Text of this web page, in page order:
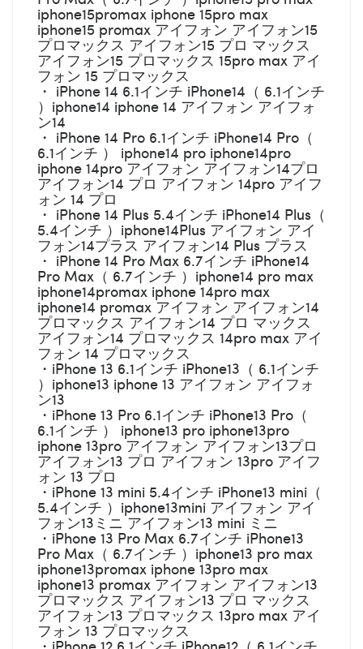
iphone15promax iphone 15pro max
iphone15 promax アイフォン アイフォン15
プロマックス アイフォン15 プロ マックス
アイフォン15 プロマックス 15pro max アイ
フォン 15 プロマックス
・ iPhone 14 6.1インチ iPhone14（ 6.1インチ
）iphone14 iphone 14 アイフォン アイフォ
ン14
・ iPhone 14 Pro 6.1インチ iPhone14 Pro（
6.1インチ ） iphone14 pro iphone14pro
iphone 14pro アイフォン アイフォン14プロ
アイフォン14 プロ アイフォン 14pro アイフ
ォン 14 プロ
・ iPhone 14 Plus 5.4インチ iPhone14 Plus（
5.4インチ ）iphone14Plus アイフォン アイ
フォン14プラス アイフォン14 Plus プラス
・ iPhone 14 Pro Max 6.7インチ iPhone14
Pro Max（ 6.7インチ ）iphone14 pro max
iphone14promax iphone 14pro max
iphone14 promax アイフォン アイフォン14
プロマックス アイフォン14 プロ マックス
アイフォン14 プロマックス 14pro max アイ
フォン 14 プロマックス
・iPhone 13 6.1インチ iPhone13（ 6.1インチ
）iphone13 iphone 13 アイフォン アイフォ
ン13
・iPhone 13 Pro 6.1インチ iPhone13 Pro（
6.1インチ ） iphone13 pro iphone13pro
iphone 13pro アイフォン アイフォン13プロ
アイフォン13 プロ アイフォン 13pro アイフ
ォン 13 プロ
・iPhone 13 mini 5.4インチ iPhone13 mini（
5.4インチ ）iphone13mini アイフォン アイ
フォン13ミニ アイフォン13 mini ミニ
・iPhone 13 Pro Max 6.7インチ iPhone13
Pro Max（ 6.7インチ ）iphone13 pro max
iphone13promax iphone 13pro max
iphone13 promax アイフォン アイフォン13
プロマックス アイフォン13 プロ マックス
アイフォン13 プロマックス 13pro max アイ
フォン 13 プロマックス